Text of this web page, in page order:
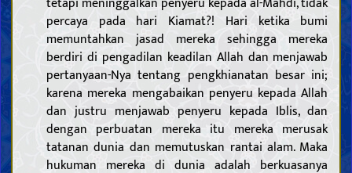
percaya pada hari Kiamat?! Hari ketika bumi
memuntahkan jasad mereka sehingga mereka
berdiri di pengadilan keadilan Allah dan menjawab
pertanyaan-Nya tentang pengkhianatan besar ini;
karena mereka mengabaikan penyeru kepada Allah
dan justru menjawab penyeru kepada Iblis, dan
dengan perbuatan mereka itu mereka merusak
tatanan dunia dan memutuskan rantai alam. Maka
hukuman mereka di dunia adalah berkuasanya
Pengetahuan
Makna pengetahuan dan kewajiban untuk memperolehnya
Hambatan dalam pengetahuan dan mencela mereka yang
terpengaruh
Sifat dan tugas para ulama
Bukti
Kitab Allah
Keabsahan dan sifat-sifat Al Qur’an
Tafsir beberapa ayat Al Qur’an
Khalifah Allah
Pentingnya dan sifat-sifat Khalifah Allah